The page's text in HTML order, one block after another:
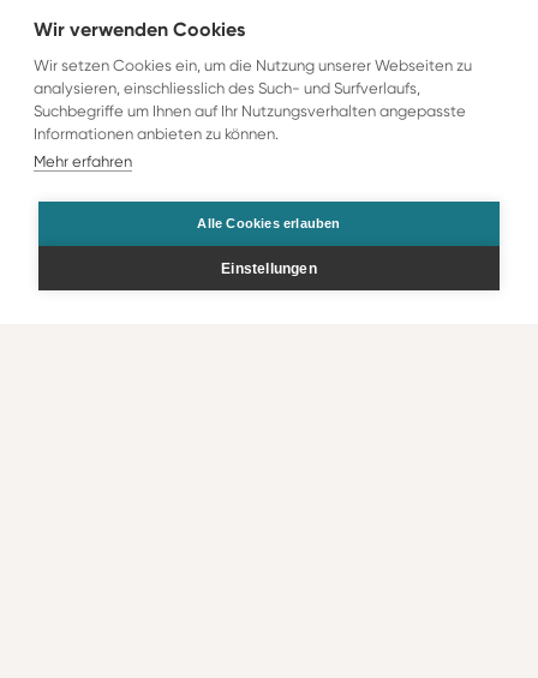
Keine Angebote verfügbar, Suche anpassen
Filter zurücksetzen
Zurück zur Übersicht
Wir verwenden Cookies
Wir setzen Cookies ein, um die Nutzung unserer Webseiten zu
analysieren, einschliesslich des Such- und Surfverlaufs,
Suchbegriffe um Ihnen auf Ihr Nutzungsverhalten angepasste
Informationen anbieten zu können.
Mehr erfahren
Alle Cookies erlauben
Einstellungen